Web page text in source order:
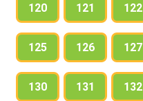
120 121 122
125 126 127
130 131 132